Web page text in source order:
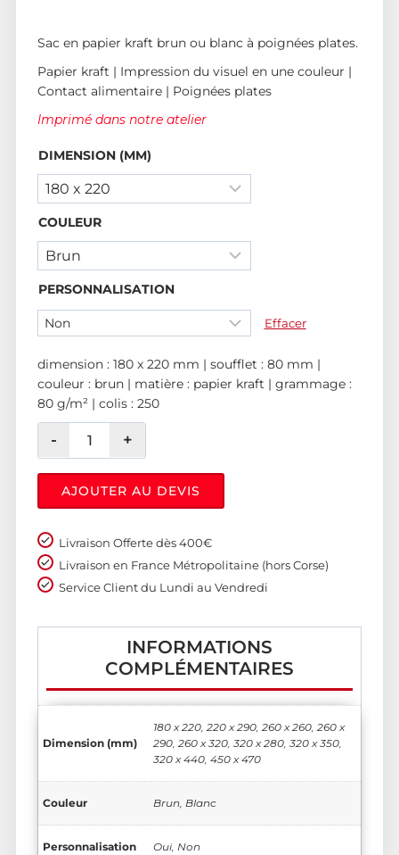
Sac en papier kraft brun ou blanc à poignées plates.
Papier kraft | Impression du visuel en une couleur |
Contact alimentaire | Poignées plates
Imprimé dans notre atelier
DIMENSION (MM)
COULEUR
PERSONNALISATION
Effacer
dimension : 180 x 220 mm | soufflet : 80 mm |
couleur : brun | matière : papier kraft | grammage :
80 g/m² | colis : 250
AJOUTER AU DEVIS
Livraison Offerte dès 400€
Livraison en France Métropolitaine (hors Corse)
Service Client du Lundi au Vendredi
INFORMATIONS
COMPLÉMENTAIRES
Dimension (mm)
180 x 220, 220 x 290, 260 x 260, 260 x
290, 260 x 320, 320 x 280, 320 x 350,
320 x 440, 450 x 470
Couleur Brun, Blanc
Personnalisation Oui, Non